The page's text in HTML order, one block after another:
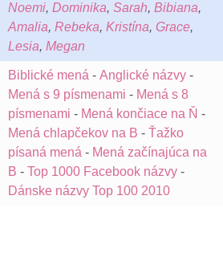
Noemi, Dominika, Sarah, Bibiana,
Amalia, Rebeka, Kristína, Grace,
Lesia, Megan
Biblické mená - Anglické názvy -
Mená s 9 písmenami - Mená s 8
písmenami - Mená končiace na Ň -
Mená chlapčekov na B - Ťažko
písaná mená - Mená začínajúca na
B - Top 1000 Facebook názvy -
Dánske názvy Top 100 2010